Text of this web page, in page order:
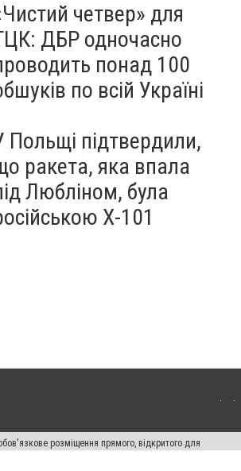
четвер» для
ДБР одночасно
понад 100
по всій Україні
Польщі підтвердили,
ракета, яка впала
Любліном, була
Х-101
розміщення прямого, відкритого для